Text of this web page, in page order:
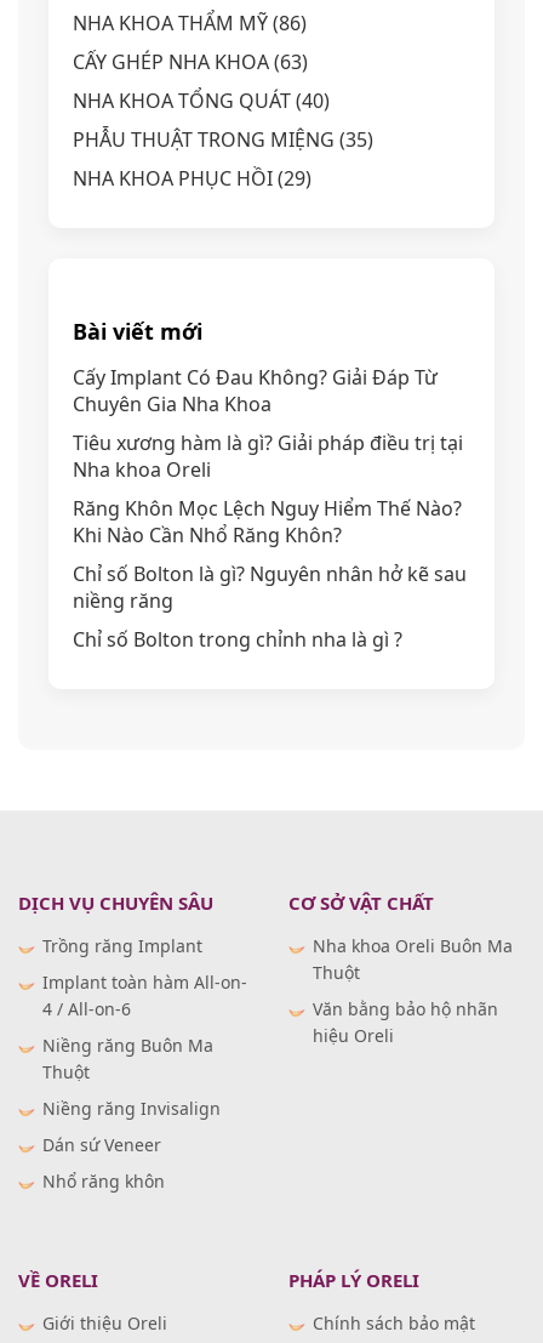
NHA KHOA THẨM MỸ(86)
CẤY GHÉP NHA KHOA(63)
NHA KHOA TỔNG QUÁT(40)
PHẪU THUẬT TRONG MIỆNG (35)
NHA KHOA PHỤC HỒI(29)
Bài viết mới
Cấy Implant Có Đau Không? Giải Đáp Từ
Chuyên Gia Nha Khoa
Tiêu xương hàm là gì? Giải pháp điều trị tại
Nha khoa Oreli
Răng Khôn Mọc Lệch Nguy Hiểm Thế Nào?
Khi Nào Cần Nhổ Răng Khôn?
Chỉ số Bolton là gì? Nguyên nhân hở kẽ sau
niềng răng
Chỉ số Bolton trong chỉnh nha là gì ?
DỊCH VỤ CHUYÊN SÂU
Trồng răng Implant
Implant toàn hàm All-on-
4 / All-on-6
Niềng răng Buôn Ma
Thuột
Niềng răng Invisalign
Dán sứ Veneer
Nhổ răng khôn
CƠ SỞ VẬT CHẤT
Nha khoa Oreli Buôn Ma
Thuột
Văn bằng bảo hộ nhãn
hiệu Oreli
VỀ ORELI
Giới thiệu Oreli
PHÁP LÝ ORELI
Chính sách bảo mật